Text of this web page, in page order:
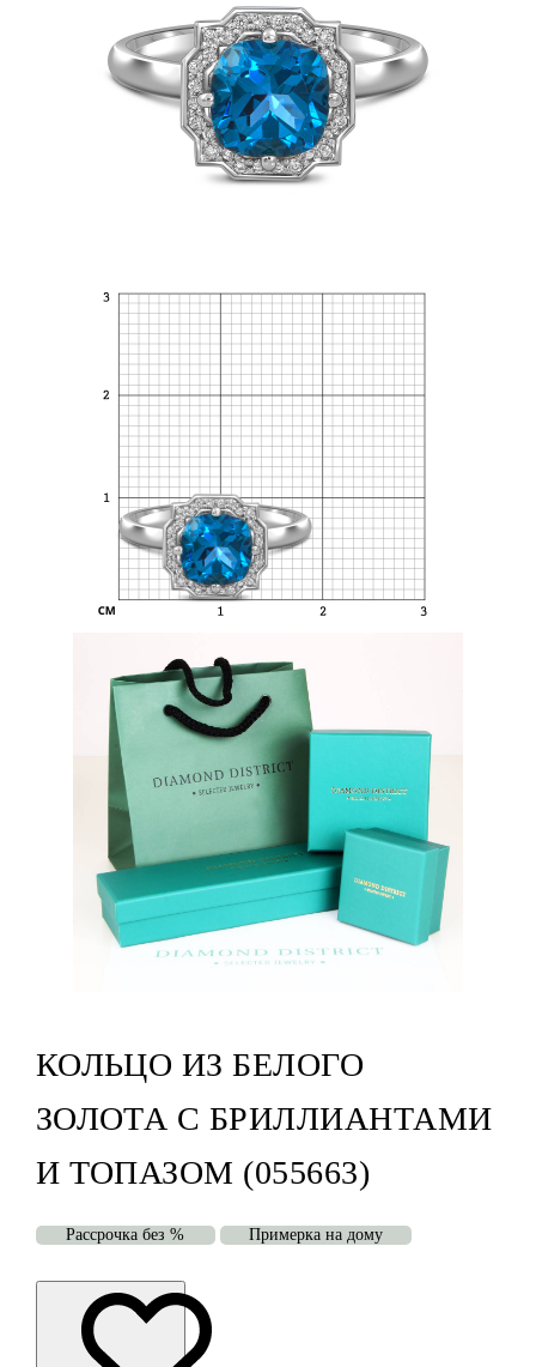
КОЛЬЦО ИЗ БЕЛОГО
ЗОЛОТА С БРИЛЛИАНТАМИ
И ТОПАЗОМ (055663)
Рассрочка без % Примерка на дому